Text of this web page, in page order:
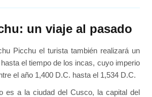
un viaje al pasado
Picchu el turista también realizará un
el tiempo de los incas, cuyo imperio
el año 1,400 D.C. hasta el 1,534 D.C.
es a la ciudad del Cusco, la capital del